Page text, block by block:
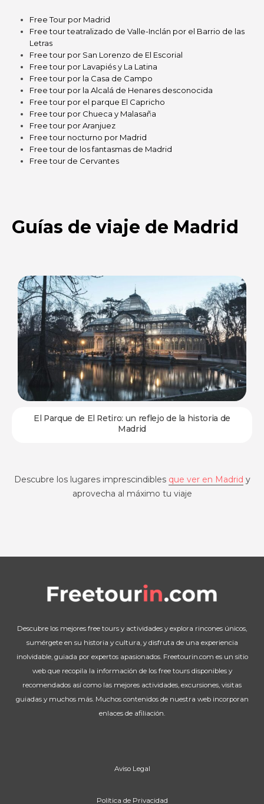
Free Tour por Madrid
Free tour teatralizado de Valle-Inclán por el Barrio de las
Letras
Free tour por San Lorenzo de El Escorial
Free tour por Lavapiés y La Latina
Free tour por la Casa de Campo
Free tour por la Alcalá de Henares desconocida
Free tour por el parque El Capricho
Free tour por Chueca y Malasaña
Free tour por Aranjuez
Free tour nocturno por Madrid
Free tour de los fantasmas de Madrid
Free tour de Cervantes
Guías de viaje de Madrid
El Parque de El Retiro: un reflejo de la historia de
Madrid
Descubre los lugares imprescindibles que ver en Madrid y
aprovecha al máximo tu viaje
Descubre los mejores free tours y actividades y explora rincones únicos,
sumérgete en su historia y cultura, y disfruta de una experiencia
inolvidable, guiada por expertos apasionados. Freetourin.com es un sitio
web que recopila la información de los free tours disponibles y
recomendados así como las mejores actividades, excursiones, visitas
guiadas y muchos más. Muchos contenidos de nuestra web incorporan
enlaces de afiliación.
Aviso Legal
Política de Privacidad